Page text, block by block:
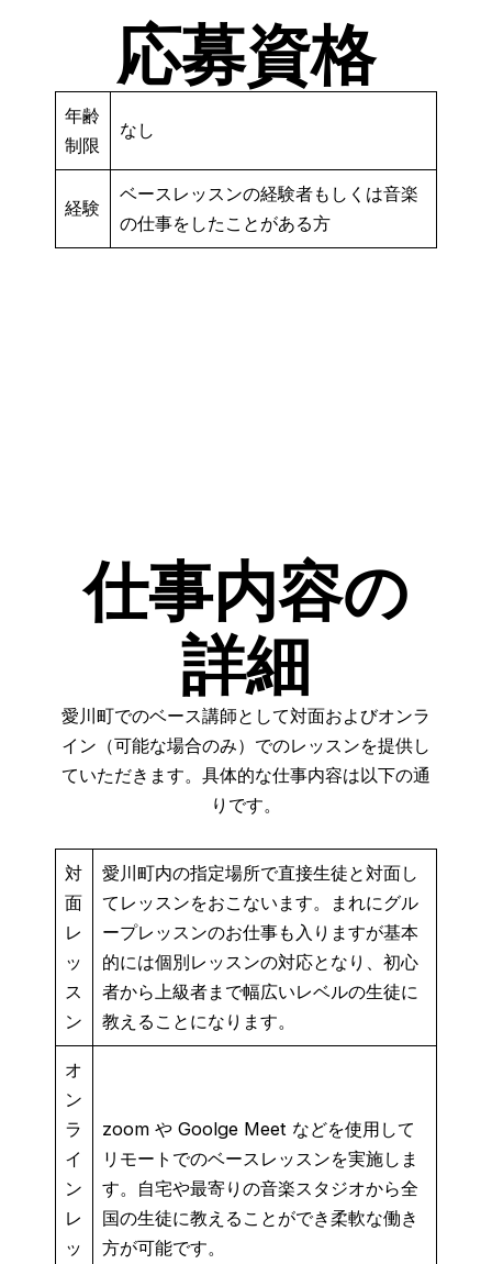
応募資格
年齢
制限
なし
経験
ベースレッスンの経験者もしくは音楽
の仕事をしたことがある方
仕事内容の
詳細
愛川町でのベース講師として対面およびオンラ
イン（可能な場合のみ）でのレッスンを提供し
ていただきます。具体的な仕事内容は以下の通
りです。
対
面
レ
ッ
ス
ン
愛川町内の指定場所で直接生徒と対面し
てレッスンをおこないます。まれにグル
ープレッスンのお仕事も入りますが基本
的には個別レッスンの対応となり、初心
者から上級者まで幅広いレベルの生徒に
教えることになります。
オ
ン
ラ
イ
ン
レ
ッ
zoom や Goolge Meet などを使用して
リモートでのベースレッスンを実施しま
す。自宅や最寄りの音楽スタジオから全
国の生徒に教えることができ柔軟な働き
方が可能です。